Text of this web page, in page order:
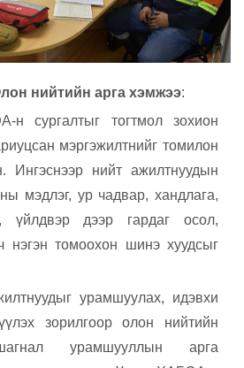
нийтийн арга хэмжээ:
сургалтыг тогтмол зохион
мэргэжилтнийг томилон
Ингэснээр нийт ажилтнуудын
мэдлэг, ур чадвар, хандлага,
үйлдвэр дээр гардаг осол,
нэгэн томоохон шинэ хуудсыг
урамшуулах, идэвхи
зорилгоор олон нийтийн
урамшууллын арга